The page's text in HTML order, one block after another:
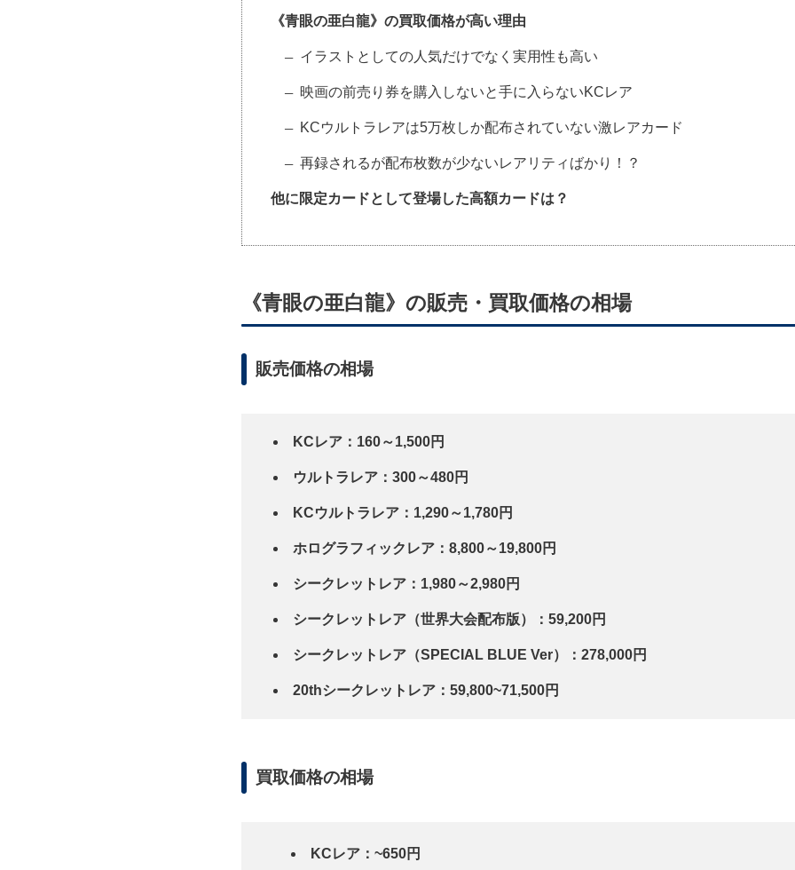
《青眼の亜白龍》の買取価格が高い理由
イラストとしての人気だけでなく実用性も高い
映画の前売り券を購入しないと手に入らないKCレア
KCウルトラレアは5万枚しか配布されていない激レアカード
再録されるが配布枚数が少ないレアリティばかり！？
他に限定カードとして登場した高額カードは？
《青眼の亜白龍》の販売・買取価格の相場
販売価格の相場
KCレア：160～1,500円
ウルトラレア：300～480円
KCウルトラレア：1,290～1,780円
ホログラフィックレア：8,800～19,800円
シークレットレア：1,980～2,980円
シークレットレア（世界大会配布版）：59,200円
シークレットレア（SPECIAL BLUE Ver）：278,000円
20thシークレットレア：59,800~71,500円
買取価格の相場
KCレア：~650円